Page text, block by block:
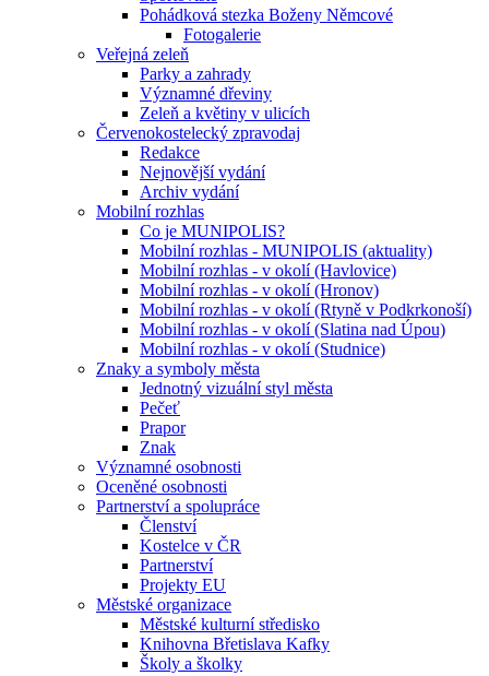
Pohádková stezka Boženy Němcové
Fotogalerie
Veřejná zeleň
Parky a zahrady
Významné dřeviny
Zeleň a květiny v ulicích
Červenokostelecký zpravodaj
Redakce
Nejnovější vydání
Archiv vydání
Mobilní rozhlas
Co je MUNIPOLIS?
Mobilní rozhlas - MUNIPOLIS (aktuality)
Mobilní rozhlas - v okolí (Havlovice)
Mobilní rozhlas - v okolí (Hronov)
Mobilní rozhlas - v okolí (Rtyně v Podkrkonoší)
Mobilní rozhlas - v okolí (Slatina nad Úpou)
Mobilní rozhlas - v okolí (Studnice)
Znaky a symboly města
Jednotný vizuální styl města
Pečeť
Prapor
Znak
Významné osobnosti
Oceněné osobnosti
Partnerství a spolupráce
Členství
Kostelce v ČR
Partnerství
Projekty EU
Městské organizace
Městské kulturní středisko
Knihovna Břetislava Kafky
Školy a školky